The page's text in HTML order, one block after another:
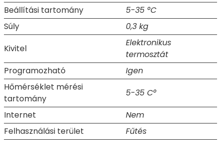
Beállítási tartomány
5-35 °C
Súly
0,3 kg
Kivitel
Elektronikus
termosztát
Programozható
Igen
Hőmérséklet mérési
tartomány
5-35 C°
Internet
Nem
Felhasználási terület
Fűtés